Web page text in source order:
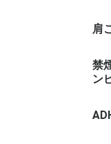
肩
禁
ン